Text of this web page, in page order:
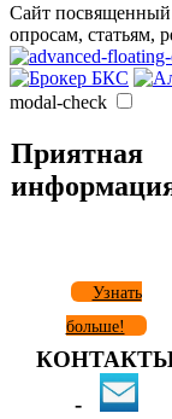
Сайт посвященный
опросам, статьям,
modal-check
Приятная
Узнать
больше!
-